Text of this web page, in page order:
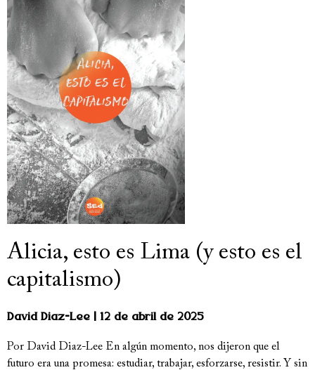
Alicia, esto es Lima (y esto es el
capitalismo)
David Diaz-Lee 12 de abril de 2025
Por David Diaz-Lee En algún momento, nos dijeron que el
futuro era una promesa: estudiar, trabajar, esforzarse, resistir. Y sin